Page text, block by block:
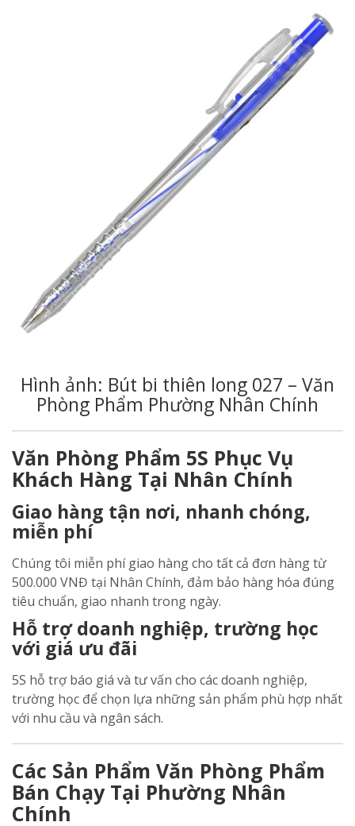
Hình ảnh: Bút bi thiên long 027 – Văn
Phòng Phẩm Phường Nhân Chính
Văn Phòng Phẩm 5S Phục Vụ
Khách Hàng Tại Nhân Chính
Giao hàng tận nơi, nhanh chóng,
miễn phí
Chúng tôi miễn phí giao hàng cho tất cả đơn hàng từ
500.000 VNĐ tại Nhân Chính, đảm bảo hàng hóa đúng
tiêu chuẩn, giao nhanh trong ngày.
Hỗ trợ doanh nghiệp, trường học
với giá ưu đãi
5S hỗ trợ báo giá và tư vấn cho các doanh nghiệp,
trường học để chọn lựa những sản phẩm phù hợp nhất
với nhu cầu và ngân sách.
Các Sản Phẩm Văn Phòng Phẩm
Bán Chạy Tại Phường Nhân
Chính